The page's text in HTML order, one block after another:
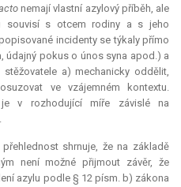
nemají vlastní azylový příběh, ale
souvisí s otcem rodiny a s jeho
incidenty se týkaly přímo
údajný pokus o únos syna apod.) a
a) mechanicky oddělit,
ve vzájemném kontextu.
v rozhodující míře závislé na
shrnuje, že na základě
není možné přijmout závěr, že
azylu podle § 12 písm. b) zákona